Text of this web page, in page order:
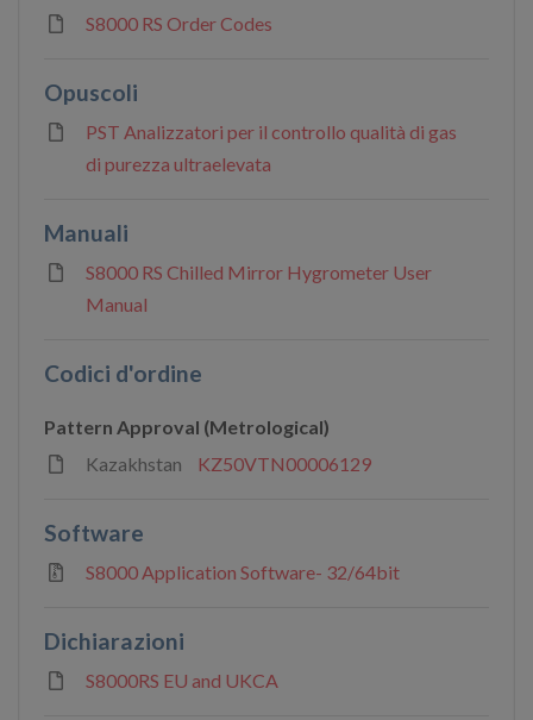
S8000 RS Order Codes
Opuscoli
PST Analizzatori per il controllo qualità di gas
di purezza ultraelevata
Manuali
S8000 RS Chilled Mirror Hygrometer User
Manual
Codici d'ordine
Pattern Approval (Metrological)
Kazakhstan
KZ50VTN00006129
Software
S8000 Application Software- 32/64bit
Dichiarazioni
S8000RS EU and UKCA